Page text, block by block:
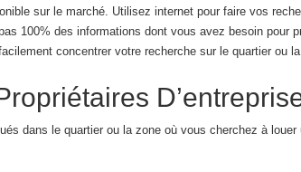
sur le marché. Utilisez internet pour faire vos
100% des informations dont vous avez besoin pour
concentrer votre recherche sur le quartier ou
dans le quartier ou la zone où vous cherchez à